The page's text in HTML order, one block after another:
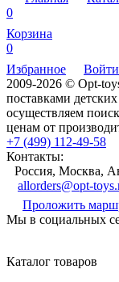
0
Корзина
0
Избранное
Войти
2009-2026 © Opt-
поставками
осуществляем
ценам от
+7 (499) 112-49-58
Контакты:
Россия, Москва,
allorders@opt-
Проложить
Мы в социальных
Каталог товаров